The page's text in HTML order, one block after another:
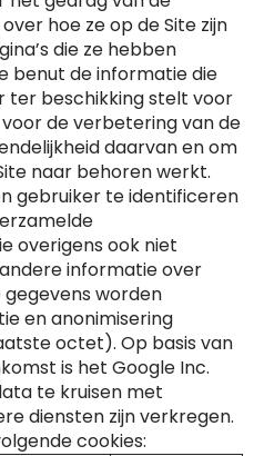
hoe ze op de Site zijn
die ze hebben
benut de informatie die
ter beschikking stelt voor
de verbetering van de
daarvan en om
naar behoren werkt.
gebruiker te identificeren
overigens ook niet
informatie over
gegevens worden
en anonimisering
octet). Op basis van
is het Google Inc.
te kruisen met
diensten zijn verkregen.
cookies: